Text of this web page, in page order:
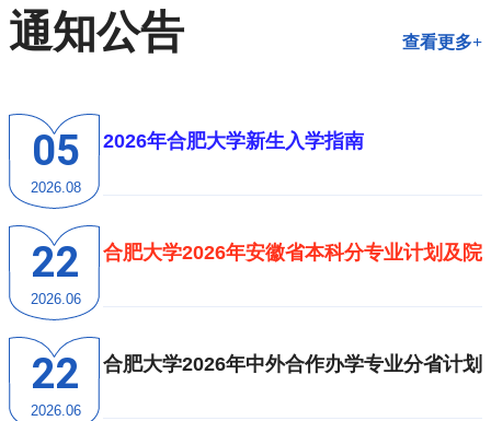
通知公告 查看更多+
05
2026.08
2026年合肥大学新生入学指南
22
2026.06
合肥大学2026年安徽省本科分专业计划及
22
2026.06
合肥大学2026年中外合作办学专业分省计